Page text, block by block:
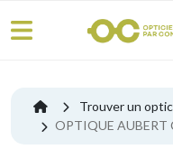
Trouver un
OPTIQUE AUBERT